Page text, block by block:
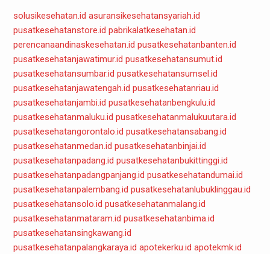
solusikesehatan.id asuransikesehatansyariah.id
pusatkesehatanstore.id pabrikalatkesehatan.id
perencanaandinaskesehatan.id pusatkesehatanbanten.id
pusatkesehatanjawatimur.id pusatkesehatansumut.id
pusatkesehatansumbar.id pusatkesehatansumsel.id
pusatkesehatanjawatengah.id pusatkesehatanriau.id
pusatkesehatanjambi.id pusatkesehatanbengkulu.id
pusatkesehatanmaluku.id pusatkesehatanmalukuutara.id
pusatkesehatangorontalo.id pusatkesehatansabang.id
pusatkesehatanmedan.id pusatkesehatanbinjai.id
pusatkesehatanpadang.id pusatkesehatanbukittinggi.id
pusatkesehatanpadangpanjang.id pusatkesehatandumai.id
pusatkesehatanpalembang.id pusatkesehatanlubuklinggau.id
pusatkesehatansolo.id pusatkesehatanmalang.id
pusatkesehatanmataram.id pusatkesehatanbima.id
pusatkesehatansingkawang.id
pusatkesehatanpalangkaraya.id apotekerku.id apotekmk.id